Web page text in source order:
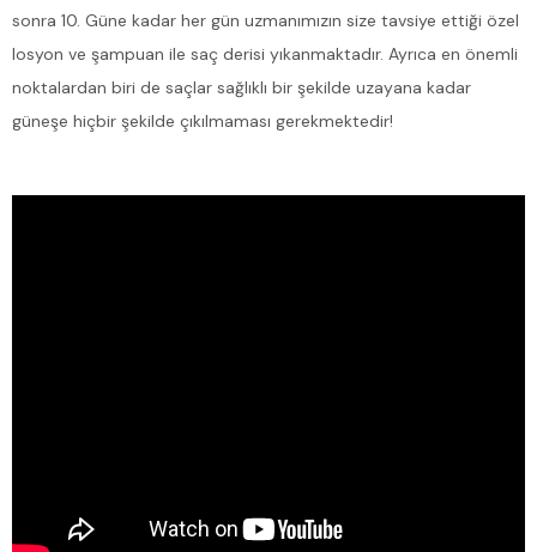
sonra 10. Güne kadar her gün uzmanımızın size tavsiye ettiği özel
losyon ve şampuan ile saç derisi yıkanmaktadır. Ayrıca en önemli
noktalardan biri de saçlar sağlıklı bir şekilde uzayana kadar
güneşe hiçbir şekilde çıkılmaması gerekmektedir!